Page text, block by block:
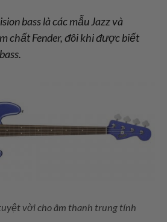
bass là các mẫu Jazz và
chất Fender, đôi khi được biết
vời cho âm thanh trung tính